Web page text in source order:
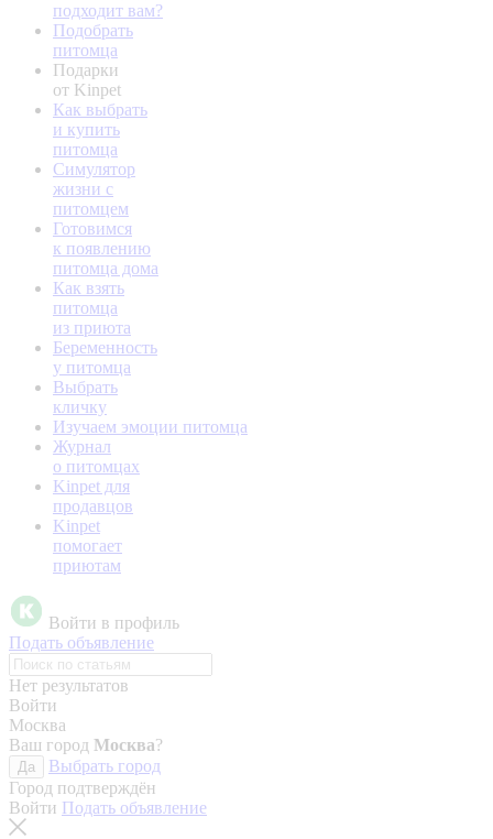
подходит вам?
Подобрать
питомца
Подарки
от Kinpet
Как выбрать
и купить
питомца
Симулятор
жизни с
питомцем
Готовимся
к появлению
питомца дома
Как взять
питомца
из приюта
Беременность
у питомца
Выбрать
кличку
Изучаем эмоции питомца
Журнал
о питомцах
Kinpet для
продавцов
Kinpet
помогает
приютам
Войти в профиль
Подать объявление
Нет результатов
Войти
Москва
Ваш город Москва?
Да
Выбрать город
Город подтверждён
Войти Подать объявление